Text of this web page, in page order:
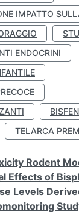
IMPATTO
ENDOCRINI
TELARCA
Rodent
Effects of
Levels